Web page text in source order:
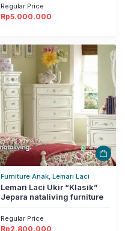
Regular Price
Rp5.000.000
Furniture Anak, Lemari Laci
Lemari Laci Ukir “Klasik”
Jepara nataliving furniture
Regular Price
Rp2.800.000